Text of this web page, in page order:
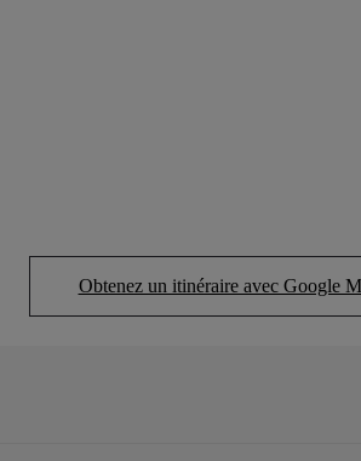
Obtenez un itinéraire avec Google
(Opens in new